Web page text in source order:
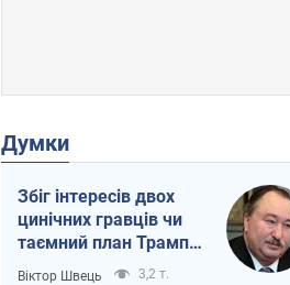
Думки
Збіг інтересів двох
цинічних гравців чи
таємний план Трампа
і Путіна?
Віктор Швець 3,2 т.